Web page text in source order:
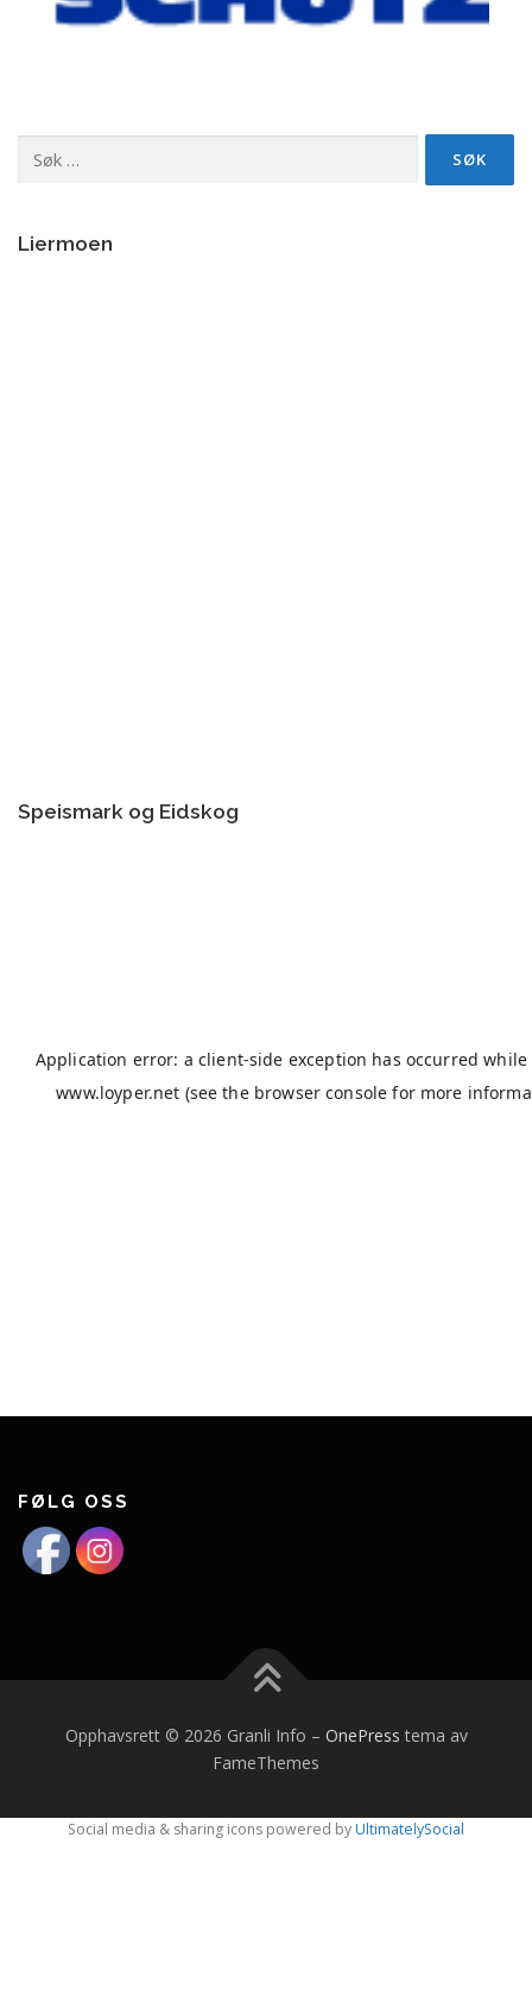
etter:
Liermoen
Speismark og Eidskog
FØLG OSS
Opphavsrett © 2026 Granli Info – OnePress tema av
FameThemes
Social media & sharing icons powered byUltimatelySocial